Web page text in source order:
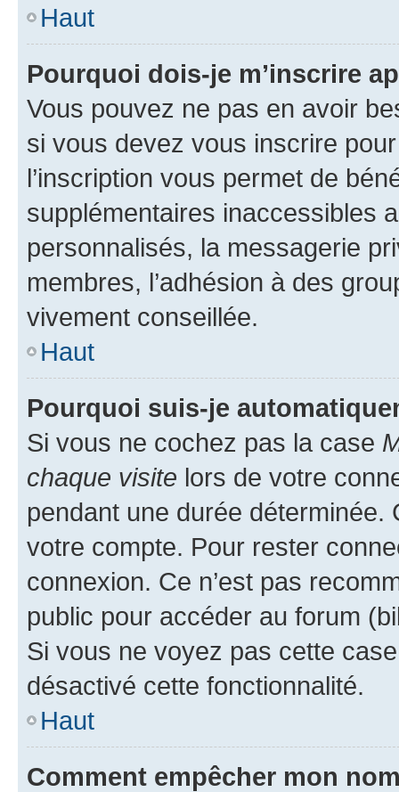
Haut
Pourquoi dois-je m’inscrire
Vous pouvez ne pas en avoir
si vous devez vous inscrire
l’inscription vous permet de
supplémentaires inaccessibles
personnalisés, la messagerie
membres, l’adhésion à des
vivement conseillée.
Haut
Pourquoi suis-je
Si vous ne cochez pas la case
chaque visite lors de votre
pendant une durée déterminée.
votre compte. Pour rester
connexion. Ce n’est pas
public pour accéder au forum
Si vous ne voyez pas cette
désactivé cette fonctionnalité.
Haut
Comment empêcher mon